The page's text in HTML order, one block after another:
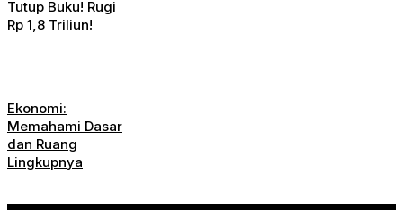
Tutup Buku! Rugi
Rp 1,8 Triliun!
Ekonomi:
Memahami Dasar
dan Ruang
Lingkupnya